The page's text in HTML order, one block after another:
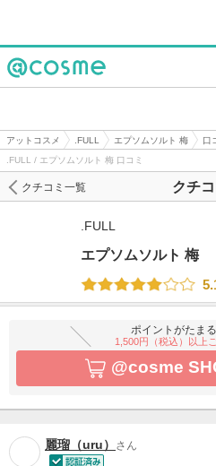
アットコスメ .FULL エプソムソルト 梅 口
.FULL / エプソムソルト 梅 口コミ
クチコ
クチコミ一覧
.FULL
エプソムソルト 梅
ポイントがたま
1,500円（税込）以上
@cosme
麗瑠（uru） さん